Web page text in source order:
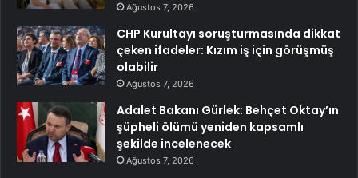
Ağustos 7, 2026
CHP Kurultayı soruşturmasında dikkat
çeken ifadeler: Kızım iş için görüşmüş
olabilir
Ağustos 7, 2026
Adalet Bakanı Gürlek: Behçet Oktay’ın
şüpheli ölümü yeniden kapsamlı
şekilde incelenecek
Ağustos 7, 2026